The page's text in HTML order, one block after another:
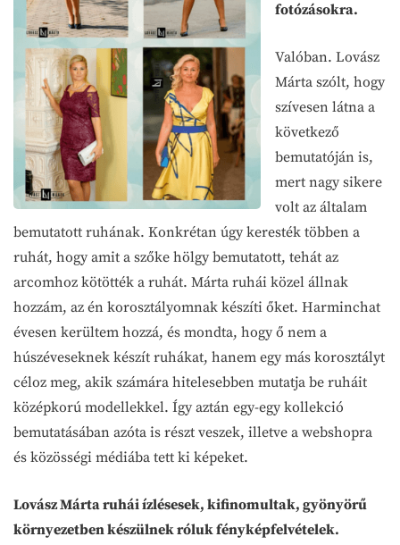
fotózásokra.
Valóban. Lovász
Márta szólt, hogy
szívesen látna a
következő
bemutatóján is,
mert nagy sikere
volt az általam
bemutatott ruhának. Konkrétan úgy keresték többen a
ruhát, hogy amit a szőke hölgy bemutatott, tehát az
arcomhoz kötötték a ruhát. Márta ruhái közel állnak
hozzám, az én korosztályomnak készíti őket. Harminchat
évesen kerültem hozzá, és mondta, hogy ő nem a
húszéveseknek készít ruhákat, hanem egy más korosztályt
céloz meg, akik számára hitelesebben mutatja be ruháit
középkorú modellekkel. Így aztán egy-egy kollekció
bemutatásában azóta is részt veszek, illetve a webshopra
és közösségi médiába tett ki képeket.
Lovász Márta ruhái ízlésesek, kifinomultak, gyönyörű
környezetben készülnek róluk fényképfelvételek.